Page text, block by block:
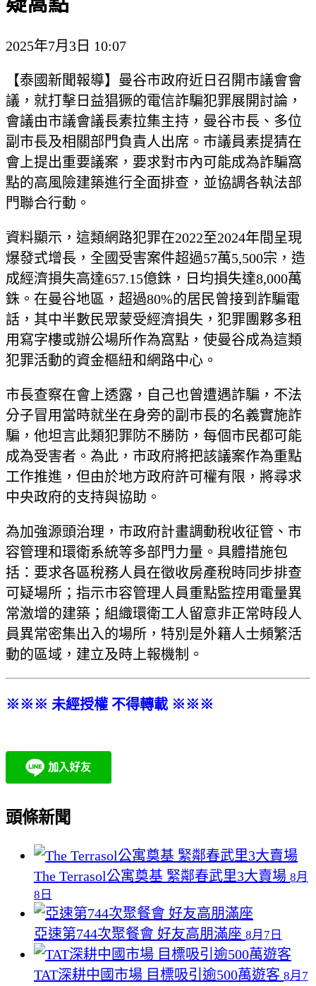
2025年7月3日 10:07
【泰國新聞報導】曼谷市政府近日召開市議會會
議，就打擊日益猖獗的電信詐騙犯罪展開討論，
會議由市議會議長素拉集主持，曼谷市長、多位
副市長及相關部門負責人出席。市議員素提猜在
會上提出重要議案，要求對市內可能成為詐騙窩
點的高風險建築進行全面排查，並協調各執法部
門聯合行動。
資料顯示，這類網路犯罪在2022至2024年間呈現
爆發式增長，全國受害案件超過57萬5,500宗，造
成經濟損失高達657.15億銖，日均損失達8,000萬
銖。在曼谷地區，超過80%的居民曾接到詐騙電
話，其中半數民眾蒙受經濟損失，犯罪團夥多租
用寫字樓或辦公場所作為窩點，使曼谷成為這類
犯罪活動的資金樞紐和網路中心。
市長查察在會上透露，自己也曾遭遇詐騙，不法
分子冒用當時就坐在身旁的副市長的名義實施詐
騙，他坦言此類犯罪防不勝防，每個市民都可能
成為受害者。為此，市政府將把該議案作為重點
工作推進，但由於地方政府許可權有限，將尋求
中央政府的支持與協助。
為加強源頭治理，市政府計畫調動稅收征管、市
容管理和環衛系統等多部門力量。具體措施包
括：要求各區稅務人員在徵收房產稅時同步排查
可疑場所；指示市容管理人員重點監控用電量異
常激增的建築；組織環衛工人留意非正常時段人
員異常密集出入的場所，特別是外籍人士頻繁活
動的區域，建立及時上報機制。
※※※ 未經授權 不得轉載 ※※※
頭條新聞
The Terrasol公寓奠基 緊鄰春武里3大賣場 8月
8日
亞速第744次聚餐會 好友高朋滿座 8月7日
TAT深耕中國市場 目標吸引逾500萬遊客 8月7